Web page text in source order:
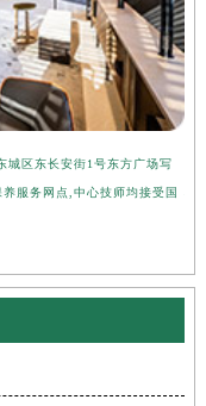
城区东长安街1号东方广场写
服务网点,中心技师均接受国